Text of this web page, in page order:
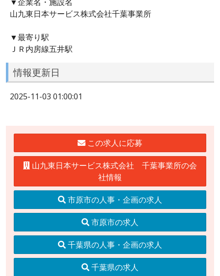
山九東日本サービス株式会社千葉事業所
▼最寄り駅
ＪＲ内房線五井駅
情報更新日
2025-11-03 01:00:01
この求人に応募
山九東日本サービス株式会社 千葉事業所の会
社情報
市原市の人事・企画の求人
市原市の求人
千葉県の人事・企画の求人
千葉県の求人